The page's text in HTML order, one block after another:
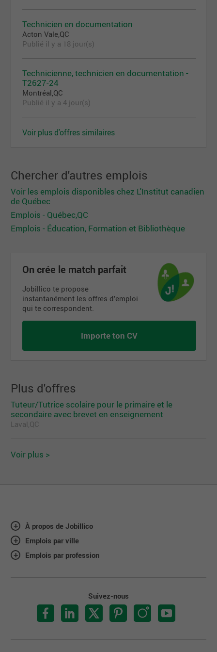
Technicien en documentation
Acton Vale,QC
Publié il y a 18 jour(s)
Technicienne, technicien en documentation -
T2627-24
Montréal,QC
Publié il y a 4 jour(s)
Voir plus d'offres similaires
Chercher d'autres emplois
Voir les emplois disponibles chez L'Institut canadien
de Québec
Emplois - Québec,QC
Emplois - Éducation, Formation et Bibliothèque
On crée le match parfait
Jobillico te propose
instantanément les offres d’emploi
qui te correspondent.
Importe ton CV
Plus d'offres
Tuteur/Tutrice scolaire pour le primaire et le
secondaire avec brevet en enseignement
Laval,QC
Voir plus >
À propos de Jobillico
Emplois par ville
Emplois par profession
Suivez-nous